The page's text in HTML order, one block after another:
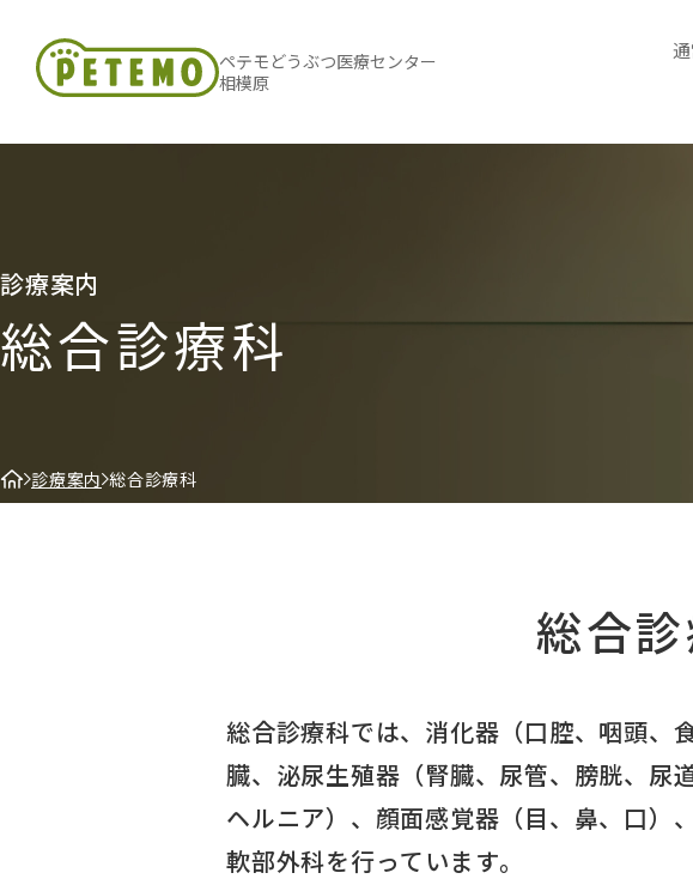
ペテモどうぶつ医療センター
相模原
診療案内
総合診療科
診療案内 総合診療科
総合
総合診療科では、消化器（口腔、咽頭、
臓、泌尿生殖器（腎臓、尿管、膀胱、尿
ヘルニア）、顔面感覚器（目、鼻、口）
軟部外科を行っています。